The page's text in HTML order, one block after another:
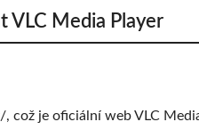
VLC Media Player
což je oficiální web VLC